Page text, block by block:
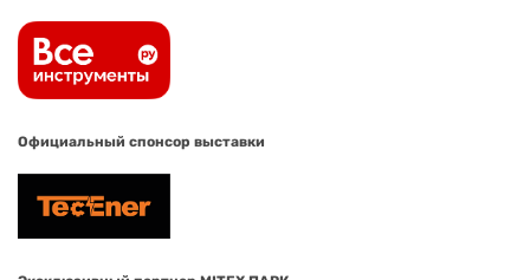
Официальный спонсор выставки